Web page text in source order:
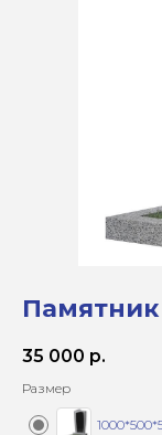
Памятник
35 000 р.
Размер